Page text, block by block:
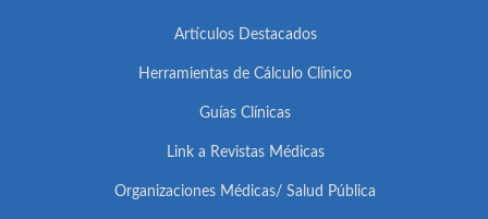
Artículos Destacados
Herramientas de Cálculo Clínico
Guías Clínicas
Link a Revistas Médicas
Organizaciones Médicas/ Salud Pública